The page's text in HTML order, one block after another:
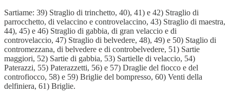
Sartiame: 39) Straglio di trinchetto, 40), 41) e 42) Straglio di
parrocchetto, di velaccino e controvelaccino, 43) Straglio di maestra,
44), 45) e 46) Straglio di gabbia, di gran velaccio e di
controvelaccio, 47) Straglio di belvedere, 48), 49) e 50) Staglio di
contromezzana, di belvedere e di controbelvedere, 51) Sartie
maggiori, 52) Sartie di gabbia, 53) Sartielle di velaccio, 54)
Paterazzi, 55) Paterazzetti, 56) e 57) Draglie del fiocco e del
controfiocco, 58) e 59) Briglie del bompresso, 60) Venti della
delfiniera, 61) Briglie.